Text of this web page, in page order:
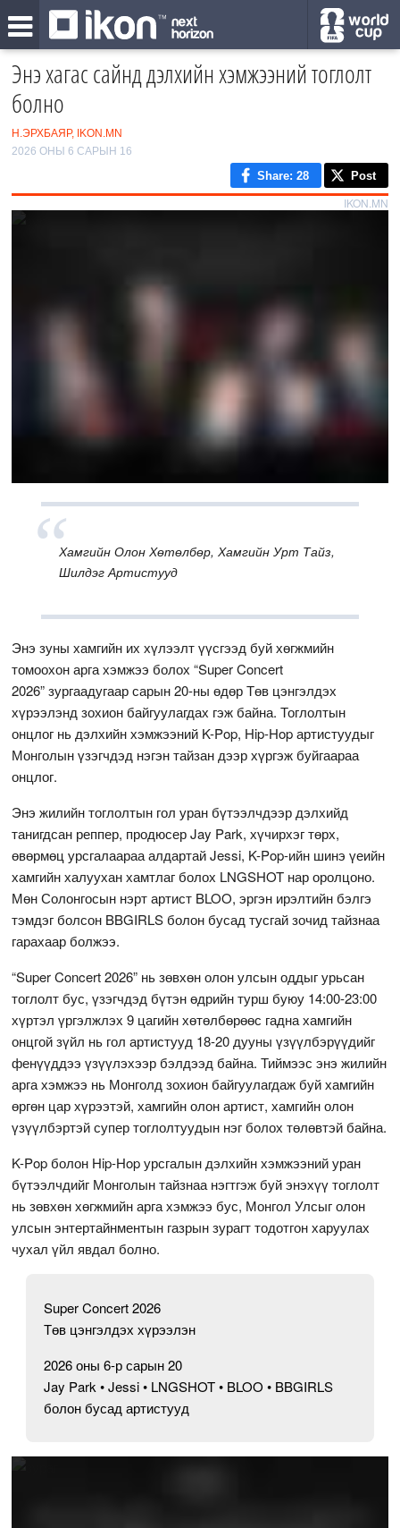
Энэ хагас сайнд дэлхийн хэмжээний тоглолт
болно
Н.ЭРХБАЯР, IKON.MN
2026 ОНЫ 6 САРЫН 16
Share: 28 Post
IKON.MN
Хамгийн Олон Хөтөлбөр, Хамгийн Урт Тайз,
Шилдэг Артистууд
Энэ зуны хамгийн их хүлээлт үүсгээд буй хөгжмийн
томоохон арга хэмжээ болох “Super Concert
2026” зургаадугаар сарын 20-ны өдөр Төв цэнгэлдэх
хүрээлэнд зохион байгуулагдах гэж байна. Тоглолтын
онцлог нь дэлхийн хэмжээний K-Pop, Hip-Hop артистуудыг
Монголын үзэгчдэд нэгэн тайзан дээр хүргэж буйгаараа
онцлог.
Энэ жилийн тоглолтын гол уран бүтээлчдээр дэлхийд
танигдсан реппер, продюсер Jay Park, хүчирхэг төрх,
өвөрмөц урсгалаараа алдартай Jessi, K-Pop-ийн шинэ үеийн
хамгийн халуухан хамтлаг болох LNGSHOT нар оролцоно.
Мөн Солонгосын нэрт артист BLOO, эргэн ирэлтийн бэлгэ
тэмдэг болсон BBGIRLS болон бусад тусгай зочид тайзнаа
гарахаар болжээ.
“Super Concert 2026” нь зөвхөн олон улсын оддыг урьсан
тоглолт бус, үзэгчдэд бүтэн өдрийн турш буюу 14:00-23:00
хүртэл үргэлжлэх 9 цагийн хөтөлбөрөөс гадна хамгийн
онцгой зүйл нь гол артистууд 18-20 дууны үзүүлбэрүүдийг
фенүүддээ үзүүлэхээр бэлдээд байна. Тиймээс энэ жилийн
арга хэмжээ нь Монголд зохион байгуулагдаж буй хамгийн
өргөн цар хүрээтэй, хамгийн олон артист, хамгийн олон
үзүүлбэртэй супер тоглолтуудын нэг болох төлөвтэй байна.
K-Pop болон Hip-Hop урсгалын дэлхийн хэмжээний уран
бүтээлчдийг Монголын тайзнаа нэгтгэж буй энэхүү тоглолт
нь зөвхөн хөгжмийн арга хэмжээ бус, Монгол Улсыг олон
улсын энтертайнментын газрын зурагт тодотгон харуулах
чухал үйл явдал болно.
Super Concert 2026
Төв цэнгэлдэх хүрээлэн
2026 оны 6-р сарын 20
Jay Park • Jessi • LNGSHOT • BLOO • BBGIRLS
болон бусад артистууд